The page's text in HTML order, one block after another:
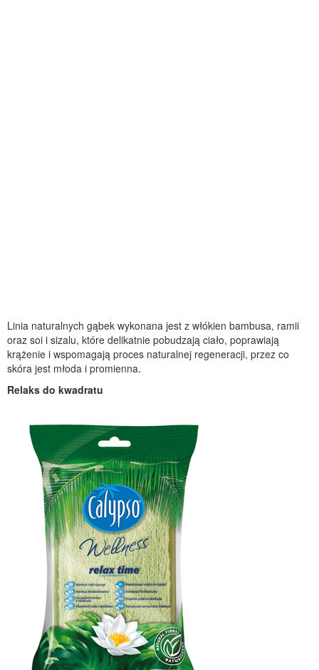
Linia naturalnych gąbek wykonana jest z włókien bambusa, ramii
oraz soi i sizalu, które delikatnie pobudzają ciało, poprawiają
krążenie i wspomagają proces naturalnej regeneracji, przez co
skóra jest młoda i promienna.
Relaks do kwadratu